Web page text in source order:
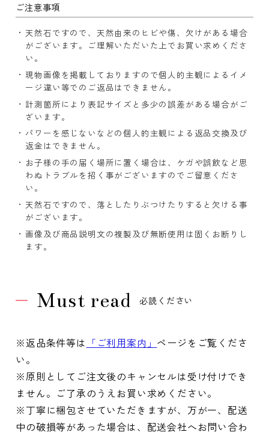
ご注意事項
天然石ですので、天然由来のヒビや傷、欠けがある場合
がございます。ご理解いただいた上でお買い求めくださ
い。
現物画像を掲載しておりますので個人的主観によるイメ
ージ違い等でのご返品はできません。
計測箇所により表記サイズと多少の誤差がある場合がご
ざいます。
パワーを感じないなどの個人的主観による返品交換及び
返金はできません。
お子様の手の届く場所に置く場合は、ケガや誤飲など思
わぬトラブルを招く事がございますのでご留意くださ
い。
天然石ですので、落としたりぶつけたりすると欠ける事
がございます。
画像及び商品説明文の複製及び無断使用は固くお断りし
ます。
Must read 必読ください
※返品条件等は 「ご利用案内」 ページをご覧くださ
い。
※原則としてご注文後のキャンセルは受け付けでき
ません。ご了承のうえお買い求めください。
※丁寧に梱包させていただきますが、万が一、配送
中の破損等があった場合は、配送会社へお問い合わ